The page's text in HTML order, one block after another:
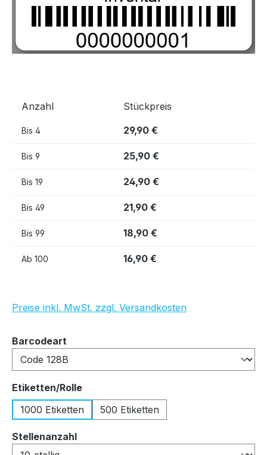
Anzahl Stückpreis
Bis 4 29,90 €
Bis 9 25,90 €
Bis 19 24,90 €
Bis 49 21,90 €
Bis 99 18,90 €
Ab 100 16,90 €
Preise inkl. MwSt. zzgl. Versandkosten
Barcodeart
Etiketten/Rolleauswählen
1000 Etiketten
500 Etiketten
Stellenanzahlauswählen